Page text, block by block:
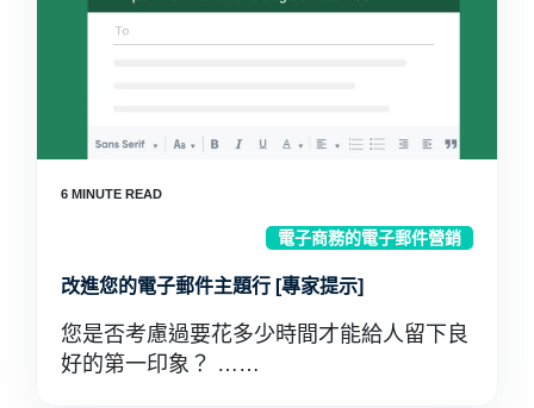
電子商務的電子郵件營銷
改進您的電子郵件主題行 [專家提示]
您是否考慮過要花多少時間才能給人留下良
好的第一印象？ ……